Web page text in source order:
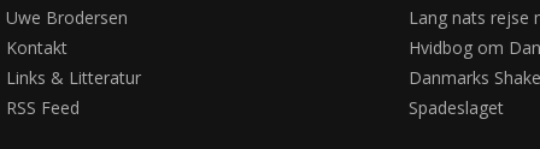
Uwe Brodersen
Kontakt
Links & Litteratur
RSS Feed
Lang nats rejse
Hvidbog om
Danmarks
Spadeslaget